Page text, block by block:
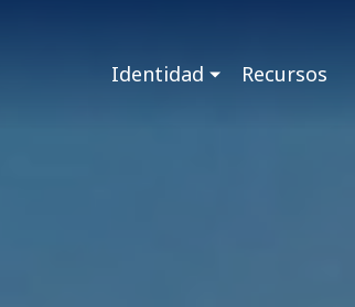
Identidad Recursos